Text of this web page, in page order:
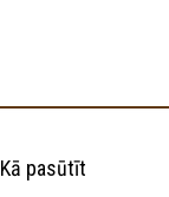
Kā pasūtīt